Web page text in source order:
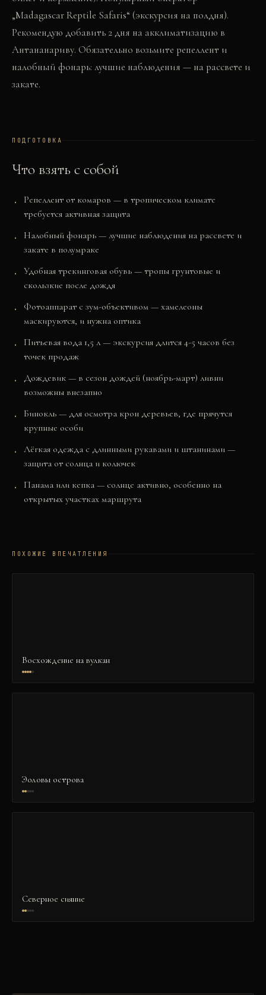
„Madagascar Reptile Safaris“ (экскурсия на полдня).
Рекомендую добавить 2 дня на акклиматизацию в
Антананариву. Обязательно возьмите репеллент и
налобный фонарь: лучшие наблюдения — на рассвете и
закате.
ПОДГОТОВКА
Что взять с собой
Репеллент от комаров — в тропическом климате
требуется активная защита
Налобный фонарь — лучшие наблюдения на рассвете и
закате в полумраке
Удобная трекинговая обувь — тропы грунтовые и
скользкие после дождя
Фотоаппарат с зум-объективом — хамелеоны
маскируются, и нужна оптика
Питьевая вода 1,5 л — экскурсия длится 4-5 часов без
точек продаж
Дождевик — в сезон дождей (ноябрь-март) ливни
возможны внезапно
Бинокль — для осмотра крон деревьев, где прячутся
крупные особи
Лёгкая одежда с длинными рукавами и штанинами —
защита от солнца и колючек
Панама или кепка — солнце активно, особенно на
открытых участках маршрута
ПОХОЖИЕ ВПЕЧАТЛЕНИЯ
Восхождение на вулкан
Эоловы острова
Северное сияние